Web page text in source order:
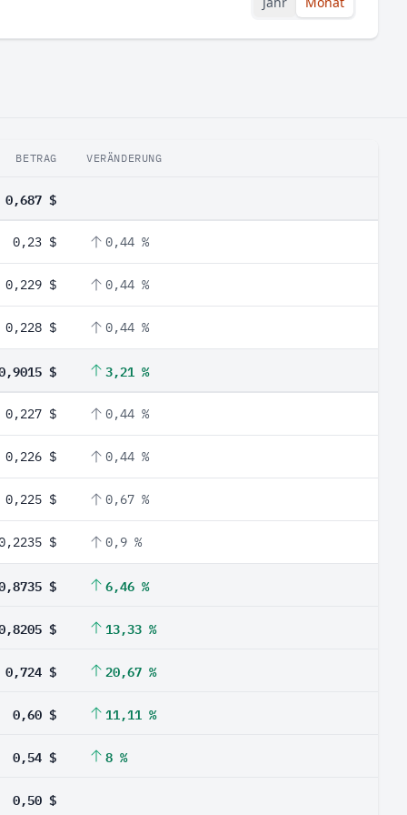
BETRAG VERÄNDERUNG
0,687 $
0,23 $ 0,44 %
0,229 $ 0,44 %
0,228 $ 0,44 %
$ 3,21 %
0,227 $ 0,44 %
0,226 $ 0,44 %
0,225 $ 0,67 %
$ 0,9 %
$ 6,46 %
$ 13,33 %
0,724 $ 20,67 %
0,60 $ 11,11 %
0,54 $ 8 %
0,50 $